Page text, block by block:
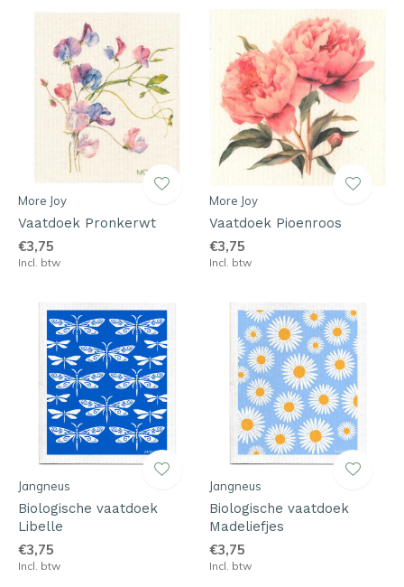
More Joy
Vaatdoek Pronkerwt
€3,75
Incl. btw
More Joy
Vaatdoek Pioenroos
€3,75
Incl. btw
Jangneus
Biologische vaatdoek
Libelle
€3,75
Incl. btw
Jangneus
Biologische vaatdoek
Madeliefjes
€3,75
Incl. btw